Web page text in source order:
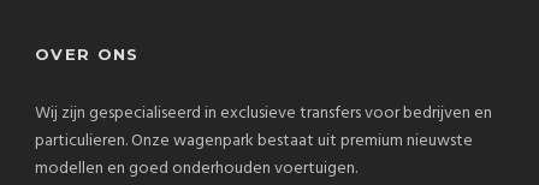
OVER ONS
Wij zijn gespecialiseerd in exclusieve transfers voor bedrijven en
particulieren. Onze wagenpark bestaat uit premium nieuwste
modellen en goed onderhouden voertuigen.